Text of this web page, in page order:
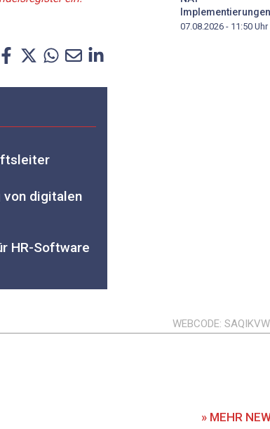
von digitalen
HR-Software
Implementierungen
07.08.2026 - 11:50 Uhr
WEBCODE
» MEHR